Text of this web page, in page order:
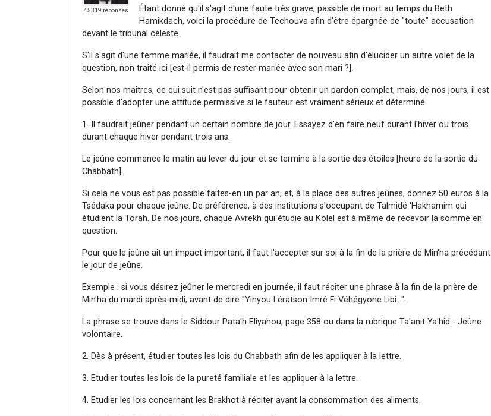
45319 réponses
Étant donné qu'il s'agit d'une faute très grave, passible de mort au temps du Beth
Hamikdach, voici la procédure de Techouva afin d'être épargnée de "toute" accusation
devant le tribunal céleste.
S'il s'agit d'une femme mariée, il faudrait me contacter de nouveau afin d'élucider un autre volet de la
question, non traité ici [est-il permis de rester mariée avec son mari ?].
Selon nos maîtres, ce qui suit n'est pas suffisant pour obtenir un pardon complet, mais, de nos jours, il est
possible d'adopter une attitude permissive si le fauteur est vraiment sérieux et déterminé.
1. Il faudrait jeûner pendant un certain nombre de jour. Essayez d'en faire neuf durant l'hiver ou trois
durant chaque hiver pendant trois ans.
Le jeûne commence le matin au lever du jour et se termine à la sortie des étoiles [heure de la sortie du
Chabbath].
Si cela ne vous est pas possible faites-en un par an, et, à la place des autres jeûnes, donnez 50 euros à la
Tsédaka pour chaque jeûne. De préférence, à des institutions s'occupant de Talmidé 'Hakhamim qui
étudient la Torah. De nos jours, chaque Avrekh qui étudie au Kolel est à même de recevoir la somme en
question.
Pour que le jeûne ait un impact important, il faut l'accepter sur soi à la fin de la prière de Min'ha précédant
le jour de jeûne.
Exemple : si vous désirez jeûner le mercredi en journée, il faut réciter une phrase à la fin de la prière de
Min'ha du mardi après-midi; avant de dire "Yihyou Lératson Imré Fi Véhégyone Libi...".
La phrase se trouve dans le Siddour Pata'h Eliyahou, page 358 ou dans la rubrique Ta'anit Ya'hid - Jeûne
volontaire.
2. Dès à présent, étudier toutes les lois du Chabbath afin de les appliquer à la lettre.
3. Etudier toutes les lois de la pureté familiale et les appliquer à la lettre.
4. Etudier les lois concernant les Brakhot à réciter avant la consommation des aliments.